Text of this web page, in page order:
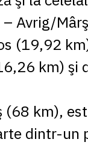
Avrig/
(19,92
km) şi
(68 km),
dintr-un